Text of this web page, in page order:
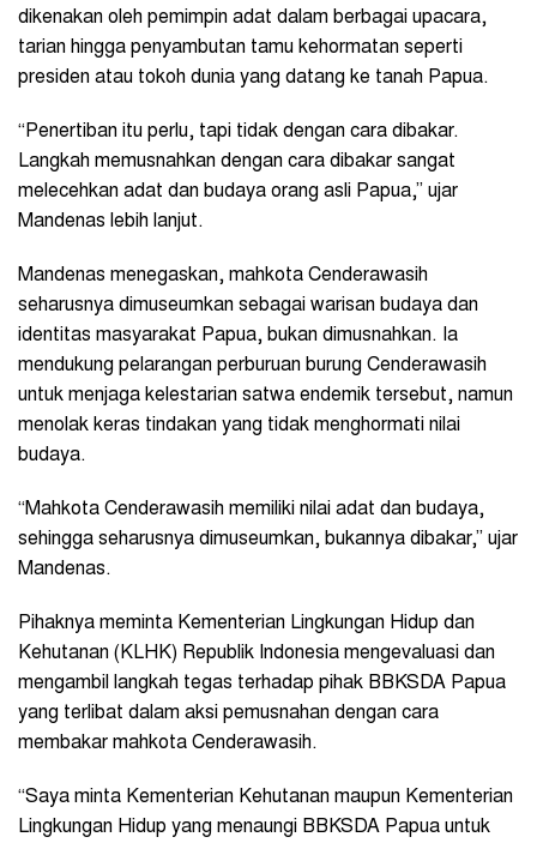
dikenakan oleh pemimpin adat dalam berbagai upacara,
tarian hingga penyambutan tamu kehormatan seperti
presiden atau tokoh dunia yang datang ke tanah Papua.
“Penertiban itu perlu, tapi tidak dengan cara dibakar.
Langkah memusnahkan dengan cara dibakar sangat
melecehkan adat dan budaya orang asli Papua,” ujar
Mandenas lebih lanjut.
Mandenas menegaskan, mahkota Cenderawasih
seharusnya dimuseumkan sebagai warisan budaya dan
identitas masyarakat Papua, bukan dimusnahkan. Ia
mendukung pelarangan perburuan burung Cenderawasih
untuk menjaga kelestarian satwa endemik tersebut, namun
menolak keras tindakan yang tidak menghormati nilai
budaya.
“Mahkota Cenderawasih memiliki nilai adat dan budaya,
sehingga seharusnya dimuseumkan, bukannya dibakar,” ujar
Mandenas.
Pihaknya meminta Kementerian Lingkungan Hidup dan
Kehutanan (KLHK) Republik Indonesia mengevaluasi dan
mengambil langkah tegas terhadap pihak BBKSDA Papua
yang terlibat dalam aksi pemusnahan dengan cara
membakar mahkota Cenderawasih.
“Saya minta Kementerian Kehutanan maupun Kementerian
Lingkungan Hidup yang menaungi BBKSDA Papua untuk